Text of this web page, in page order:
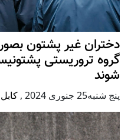
دختران غیر پشتون
گروه تروریستی
شوند
پنج شنبه25 جنوری 2024 ,